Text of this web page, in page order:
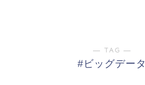
― TAG ―
#ビッグデータ